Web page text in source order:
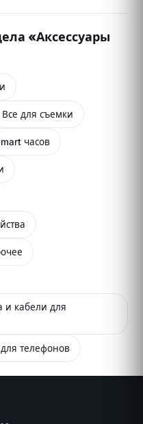
«Аксессуары
Все для съемки
часов
и кабели для
телефонов